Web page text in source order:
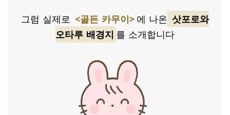
그럼 실제로 <골든 카무이> 에 나온 삿포로와
오타루 배경지 를 소개합니다